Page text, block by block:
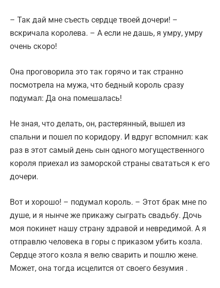
– Так дай мне съесть сердце твоей дочери! –
вскричала королева. – А если не дашь, я умру, умру
очень скоро!
Она проговорила это так горячо и так странно
посмотрела на мужа, что бедный король сразу
подумал: Да она помешалась!
Не зная, что делать, он, растерянный, вышел из
спальни и пошел по коридору. И вдруг вспомнил: как
раз в этот самый день сын одного могущественного
короля приехал из заморской страны свататься к его
дочери.
Вот и хорошо! – подумал король. – Этот брак мне по
душе, и я нынче же прикажу сыграть свадьбу. Дочь
моя покинет нашу страну здравой и невредимой. А я
отправлю человека в горы с приказом убить козла.
Сердце этого козла я велю сварить и пошлю жене.
Может, она тогда исцелится от своего безумия .